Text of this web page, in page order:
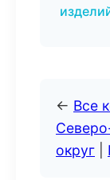
← Все
округ